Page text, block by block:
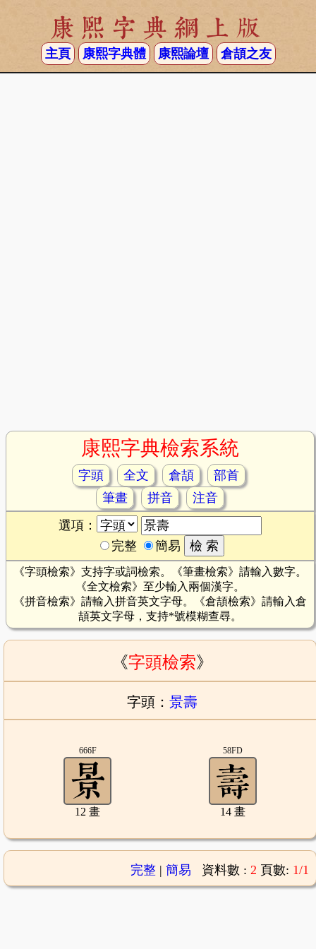
康熙字典網上版
主頁 康熙字典體 康熙論壇 倉頡之友
康熙字典檢索系統
字頭 全文 倉頡
部首
筆畫
拼音
注音
選項：
完整
簡易
《字頭檢索》支持字或詞檢索。《筆畫檢索》請輸入數字。
《全文檢索》至少輸入兩個漢字。
《拼音檢索》請輸入拼音英文字母。《倉頡檢索》請輸入倉
頡英文字母，支持*號模糊查尋。
《字頭檢索》
字頭： 景壽
666F
12 畫
58FD
14 畫
完整| 簡易 資料數 : 2 頁數: 1/1